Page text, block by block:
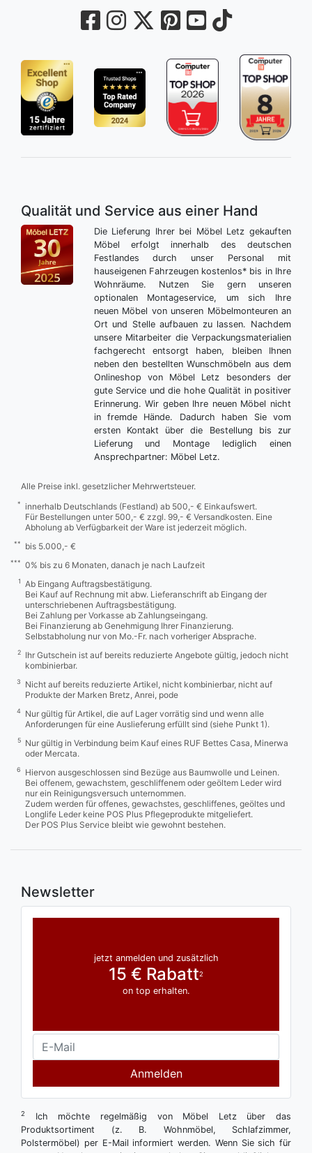
Qualität und Service aus einer Hand
Die Lieferung Ihrer bei Möbel Letz gekauften
Möbel erfolgt innerhalb des deutschen
Festlandes durch unser Personal mit
hauseigenen Fahrzeugen kostenlos* bis in Ihre
Wohnräume. Nutzen Sie gern unseren
optionalen Montageservice, um sich Ihre
neuen Möbel von unseren Möbelmonteuren an
Ort und Stelle aufbauen zu lassen. Nachdem
unsere Mitarbeiter die Verpackungsmaterialien
fachgerecht entsorgt haben, bleiben Ihnen
neben den bestellten Wunschmöbeln aus dem
Onlineshop von Möbel Letz besonders der
gute Service und die hohe Qualität in positiver
Erinnerung. Wir geben Ihre neuen Möbel nicht
in fremde Hände. Dadurch haben Sie vom
ersten Kontakt über die Bestellung bis zur
Lieferung und Montage lediglich einen
Ansprechpartner: Möbel Letz.
Alle Preise inkl. gesetzlicher Mehrwertsteuer.
*
innerhalb Deutschlands (Festland) ab 500,- € Einkaufswert.
Für Bestellungen unter 500,- € zzgl. 99,- € Versandkosten. Eine
Abholung ab Verfügbarkeit der Ware ist jederzeit möglich.
** bis 5.000,- €
*** 0% bis zu 6 Monaten, danach je nach Laufzeit
1
Ab Eingang Auftragsbestätigung.
Bei Kauf auf Rechnung mit abw. Lieferanschrift ab Eingang der
unterschriebenen Auftragsbestätigung.
Bei Zahlung per Vorkasse ab Zahlungseingang.
Bei Finanzierung ab Genehmigung Ihrer Finanzierung.
Selbstabholung nur von Mo.-Fr. nach vorheriger Absprache.
2
Ihr Gutschein ist auf bereits reduzierte Angebote gültig, jedoch nicht
kombinierbar.
3
Nicht auf bereits reduzierte Artikel, nicht kombinierbar, nicht auf
Produkte der Marken Bretz, Anrei, pode
4
Nur gültig für Artikel, die auf Lager vorrätig sind und wenn alle
Anforderungen für eine Auslieferung erfüllt sind (siehe Punkt 1).
5
Nur gültig in Verbindung beim Kauf eines RUF Bettes Casa, Minerwa
oder Mercata.
6
Hiervon ausgeschlossen sind Bezüge aus Baumwolle und Leinen.
Bei offenem, gewachstem, geschliffenem oder geöltem Leder wird
nur ein Reinigungsversuch unternommen.
Zudem werden für offenes, gewachstes, geschliffenes, geöltes und
Longlife Leder keine POS Plus Pflegeprodukte mitgeliefert.
Der POS Plus Service bleibt wie gewohnt bestehen.
Newsletter
jetzt anmelden und zusätzlich
15 € Rabatt2
on top erhalten.
Anmelden
2
Ich möchte regelmäßig von Möbel Letz über das
Produktsortiment (z. B. Wohnmöbel, Schlafzimmer,
Polstermöbel) per E-Mail informiert werden. Wenn Sie sich für